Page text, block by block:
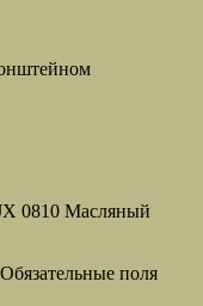
0810 Масляный
Обязательные поля